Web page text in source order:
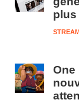
plus
One